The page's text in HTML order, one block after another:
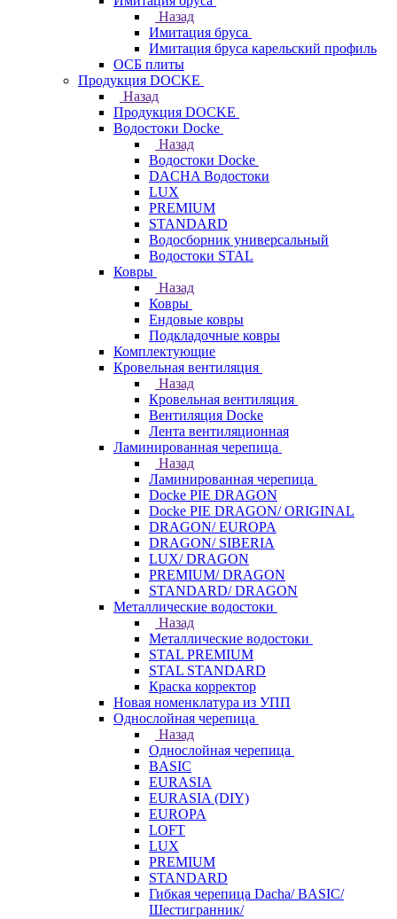
Назад
Имитация бруса
Имитация бруса карельский профиль
ОСБ плиты
Продукция DOCKE
Назад
Продукция DOCKE
Водостоки Docke
Назад
Водостоки Docke
DACHA Водостоки
LUX
PREMIUM
STANDARD
Водосборник универсальный
Водостоки STAL
Ковры
Назад
Ковры
Ендовые ковры
Подкладочные ковры
Комплектующие
Кровельная вентиляция
Назад
Кровельная вентиляция
Вентиляция Docke
Лента вентиляционная
Ламинированная черепица
Назад
Ламинированная черепица
Docke PIE DRAGON
Docke PIE DRAGON/ ORIGINAL
DRAGON/ EUROPA
DRAGON/ SIBERIA
LUX/ DRAGON
PREMIUM/ DRAGON
STANDARD/ DRAGON
Металлические водостоки
Назад
Металлические водостоки
STAL PREMIUM
STAL STANDARD
Краска корректор
Новая номенклатура из УПП
Однослойная черепица
Назад
Однослойная черепица
BASIC
EURASIA
EURASIA (DIY)
EUROPA
LOFT
LUX
PREMIUM
STANDARD
Гибкая черепица Dacha/ BASIC/
Шестигранник/